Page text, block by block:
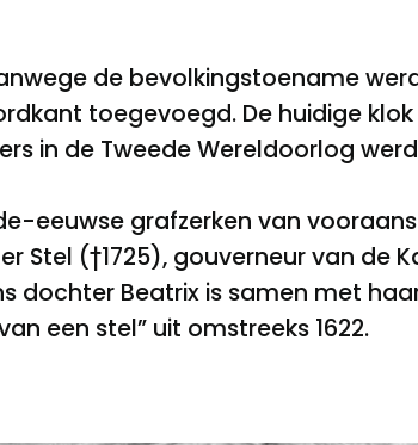
de bevolkingstoename werd
toegevoegd. De huidige
in de Tweede Wereldoorlog
eeuwse grafzerken van
Stel (†1725), gouverneur van de
dochter Beatrix is samen met
een stel” uit omstreeks 1622.